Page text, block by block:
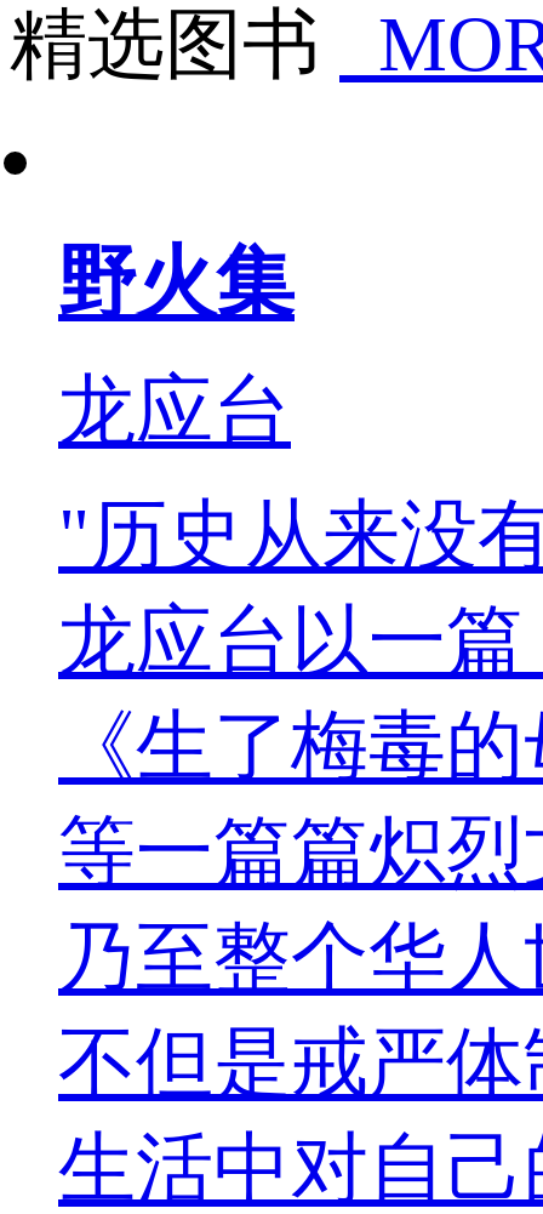
精选图书
野火集
龙应台
"历史从来没
龙应台以一
《生了梅毒
等一篇篇炽
乃至整个华
不但是戒严
生活中对自